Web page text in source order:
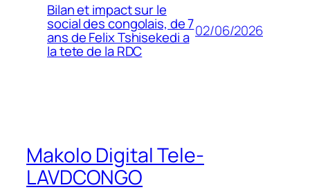
Bilan et impact sur le
social des congolais, de 7
ans de Felix Tshisekedi a
la tete de la RDC
02/06/2026
Makolo Digital Tele-
LAVDCONGO